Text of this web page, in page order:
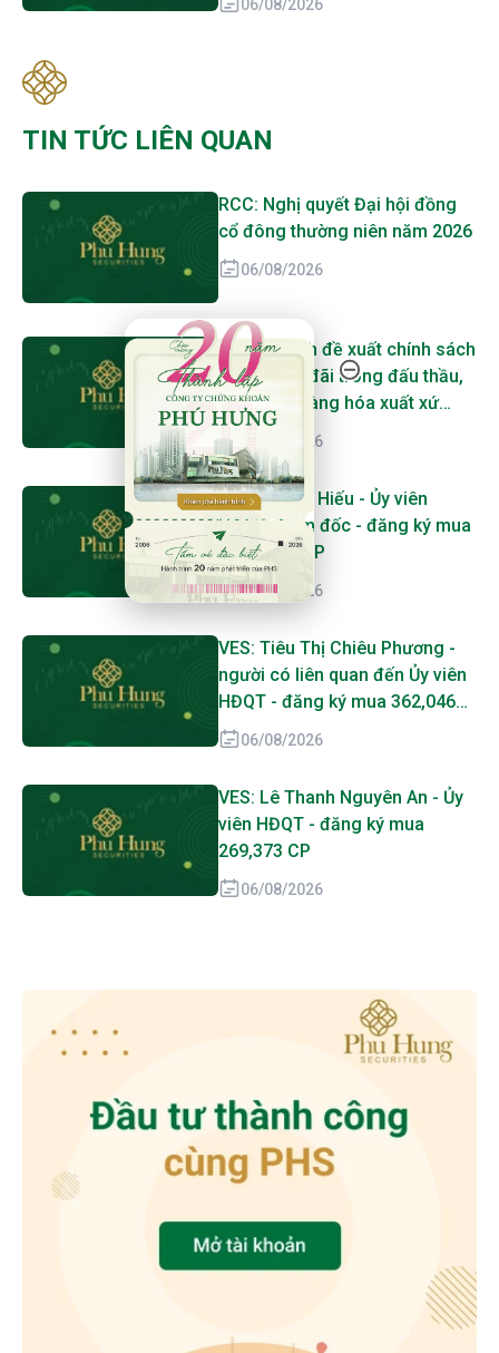
06/08/2026
TIN TỨC LIÊN QUAN
RCC: Nghị quyết Đại hội đồng
cổ đông thường niên năm 2026
06/08/2026
Bộ Tài chính đề xuất chính sách
ưu tiên, ưu đãi trong đấu thầu,
mua sắm hàng hóa xuất xứ
trong nước
06/08/2026
VES: Đỗ Chí Hiếu - Ủy viên
HĐQT, Giám đốc - đăng ký mua
2,057,117 CP
06/08/2026
VES: Tiêu Thị Chiêu Phương -
người có liên quan đến Ủy viên
HĐQT - đăng ký mua 362,046
CP
06/08/2026
VES: Lê Thanh Nguyên An - Ủy
viên HĐQT - đăng ký mua
269,373 CP
06/08/2026
20 Năm Thành Lập - Công Ty Chứng Khoán Phú